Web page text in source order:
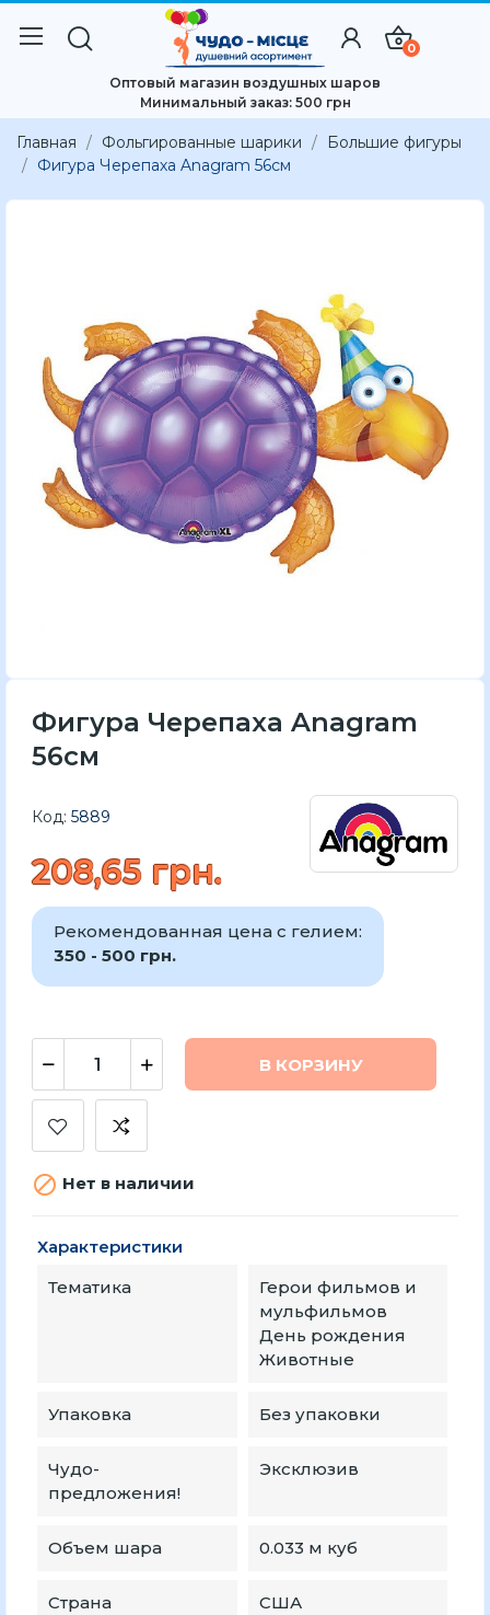
0
Оптовый магазин воздушных шаров
Минимальный заказ: 500 грн
Главная Фольгированные шарики
Большие фигуры
Фигура Черепаха Anagram 56см
Фигура Черепаха Anagram
56см
Код: 5889
208,65 грн.
Рекомендованная цена с гелием:
350 - 500 грн.
В КОРЗИНУ
 Нет в наличии
Характеристики
Тематика
Герои фильмов и
мульфильмов
День рождения
Животные
Упаковка Без упаковки
Чудо-
предложения!
Эксклюзив
Объем шара 0.033 м куб
Страна
США